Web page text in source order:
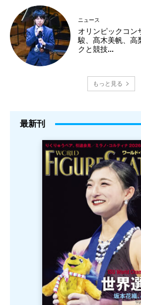
ニュース
オリンピックコ
駿、髙木美帆、高
クと競技...
もっと見る
最新刊